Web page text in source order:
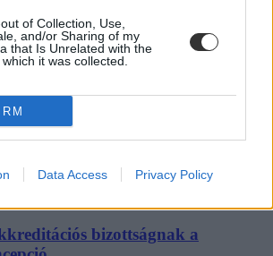
of Collection, Use,
and/or Sharing of my
that Is Unrelated with the
it was collected.
Data Access Privacy Policy
bizottságnak a